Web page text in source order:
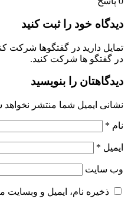
دیدگاه خود را ثبت کنید
تمایل دارید در گفتگوها شرکت
در گفتگو ها شرکت کنید.
دیدگاهتان را بنویسید
نشانی ایمیل شما منتشر نخواهد
نام *
ایمیل *
وب‌ سایت
ذخیره نام، ایمیل و